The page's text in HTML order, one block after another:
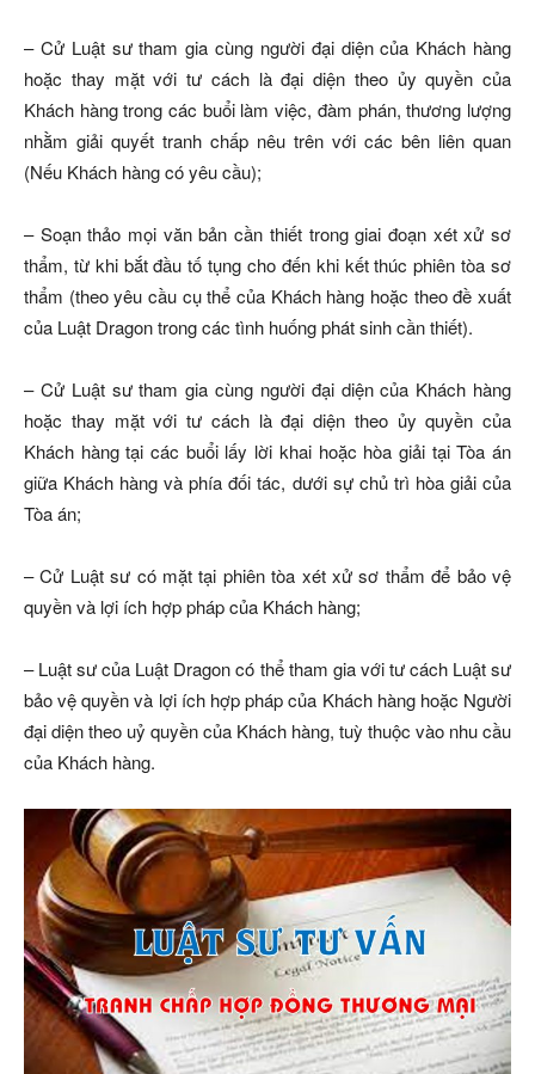
– Cử Luật sư tham gia cùng người đại diện của Khách hàng
hoặc thay mặt với tư cách là đại diện theo ủy quyền của
Khách hàng trong các buổi làm việc, đàm phán, thương lượng
nhằm giải quyết tranh chấp nêu trên với các bên liên quan
(Nếu Khách hàng có yêu cầu);
– Soạn thảo mọi văn bản cần thiết trong giai đoạn xét xử sơ
thẩm, từ khi bắt đầu tố tụng cho đến khi kết thúc phiên tòa sơ
thẩm (theo yêu cầu cụ thể của Khách hàng hoặc theo đề xuất
của Luật Dragon trong các tình huống phát sinh cần thiết).
– Cử Luật sư tham gia cùng người đại diện của Khách hàng
hoặc thay mặt với tư cách là đại diện theo ủy quyền của
Khách hàng tại các buổi lấy lời khai hoặc hòa giải tại Tòa án
giữa Khách hàng và phía đối tác, dưới sự chủ trì hòa giải của
Tòa án;
– Cử Luật sư có mặt tại phiên tòa xét xử sơ thẩm để bảo vệ
quyền và lợi ích hợp pháp của Khách hàng;
– Luật sư của Luật Dragon có thể tham gia với tư cách Luật sư
bảo vệ quyền và lợi ích hợp pháp của Khách hàng hoặc Người
đại diện theo uỷ quyền của Khách hàng, tuỳ thuộc vào nhu cầu
của Khách hàng.